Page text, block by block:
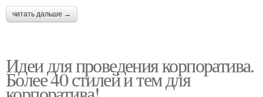
читать дальше →
Идеи для проведения корпоратива.
Более 40 стилей и тем для